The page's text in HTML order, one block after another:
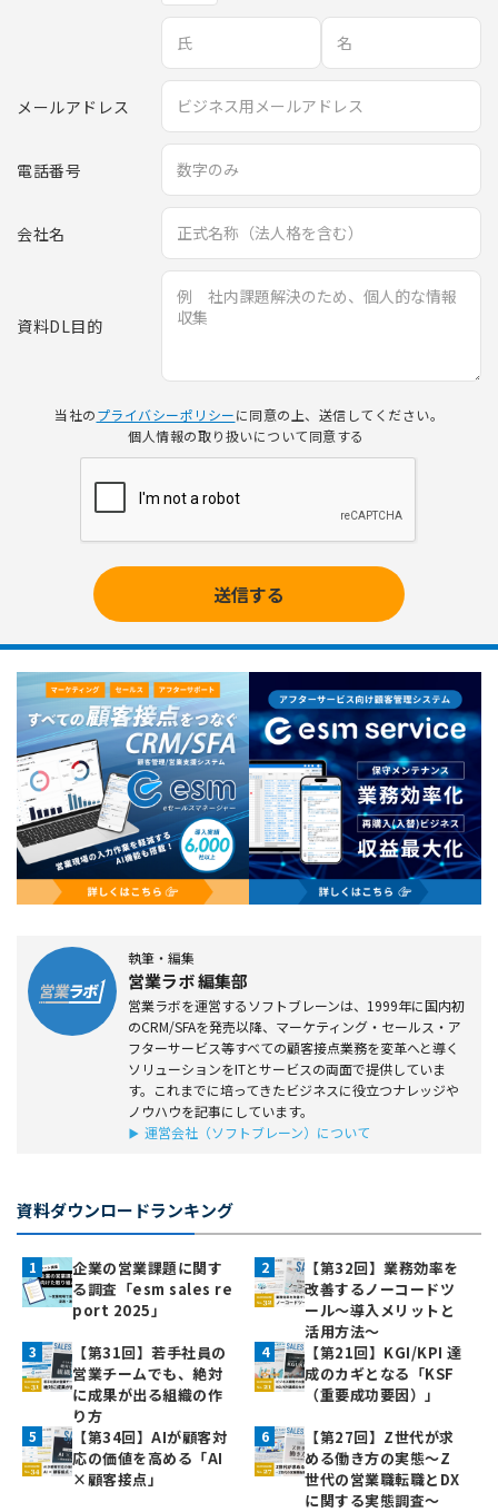
メールアドレス
電話番号
会社名
資料DL目的
当社のプライバシーポリシーに同意の上、送信してください。
個人情報の取り扱いについて同意する
執筆・編集
営業ラボ 編集部
営業ラボを運営するソフトブレーンは、1999年に国内初
のCRM/SFAを発売以降、マーケティング・セールス・ア
フターサービス等すべての顧客接点業務を変革へと導く
ソリューションをITとサービスの両面で提供していま
す。これまでに培ってきたビジネスに役立つナレッジや
ノウハウを記事にしています。
運営会社（ソフトブレーン）について
資料ダウンロードランキング
企業の営業課題に関す
る調査「esm sales re
port 2025」
【第32回】業務効率を
改善するノーコードツ
ール～導入メリットと
活用方法～
【第31回】若手社員の
営業チームでも、絶対
に成果が出る組織の作
り方
【第21回】KGI/KPI 達
成のカギとなる「KSF
（重要成功要因）」
【第34回】AIが顧客対
応の価値を高める「AI
×顧客接点」
【第27回】Z世代が求
める働き方の実態〜Z
世代の営業職転職とDX
に関する実態調査〜